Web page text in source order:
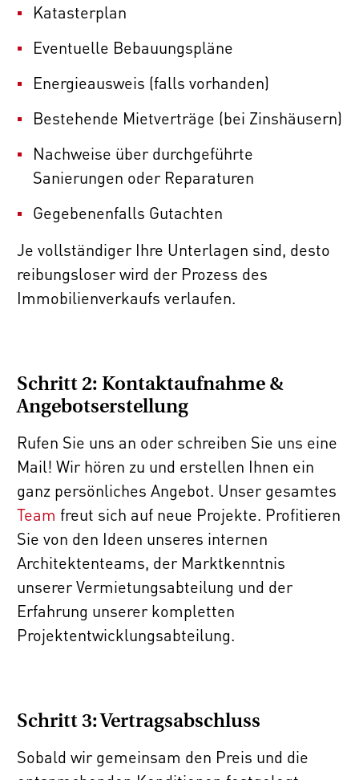
Katasterplan
Eventuelle Bebauungspläne
Energieausweis (falls vorhanden)
Bestehende Mietverträge (bei Zinshäusern)
Nachweise über durchgeführte
Sanierungen oder Reparaturen
Gegebenenfalls Gutachten
Je vollständiger Ihre Unterlagen sind, desto
reibungsloser wird der Prozess des
Immobilienverkaufs verlaufen.
Schritt 2: Kontaktaufnahme &
Angebotserstellung
Rufen Sie uns an oder schreiben Sie uns eine
Mail! Wir hören zu und erstellen Ihnen ein
ganz persönliches Angebot. Unser gesamtes
Team freut sich auf neue Projekte. Profitieren
Sie von den Ideen unseres internen
Architektenteams, der Marktkenntnis
unserer Vermietungsabteilung und der
Erfahrung unserer kompletten
Projektentwicklungsabteilung.
Schritt 3: Vertragsabschluss
Sobald wir gemeinsam den Preis und die